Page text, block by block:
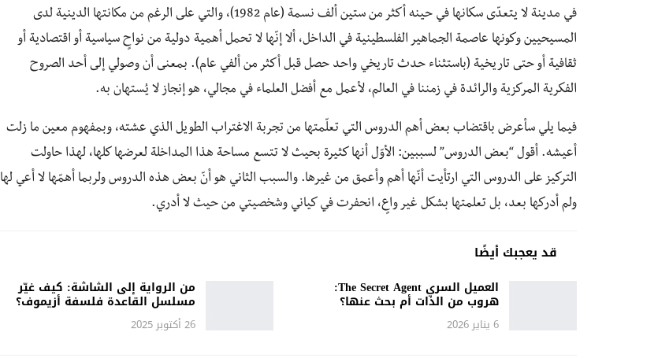
في مدينة لا يتعدّى سكانها في حينه أكثر من ستين ألف نسمة (عام 1982)، والتي على الرغم من مكانتها الدينية لدى
المسيحيين وكونها عاصمة الجماهير الفلسطينية في الداخل، ألا إنّها لا تحمل أهمية دولية من نواحٍ سياسية أو اقتصادية أو
ثقافية أو حتى تاريخية (باستثناء حدث تاريخي واحد حصل قبل أكثر من ألفي عام). بمعنى أن وصولي إلى أحد الصروح
الفكرية المركزية والرائدة في زمننا في العالم، لأعمل مع أفضل العلماء في مجالي، هو إنجاز لا يُستهان به.
فيما يلي سأعرض باقتضاب بعض أهم الدروس التي تعلّمتها من تجربة الاغتراب الطويل الذي عشته، وبمفهوم معين ما زلت
أعيشه. أقول “بعض الدروس” لسببين: الأوّل أنها كثيرة بحيث لا تتسع مساحة هذا المداخلة لعرضها كلها، لهذا حاولت
التركيز على الدروس التي ارتأيت أنّها أهم وأعمق من غيرها. والسبب الثاني هو أنّ بعض هذه الدروس ولربما أهمّها لا أعي لها
ولم أدركها بعد، بل تعلمتها بشكل غير واعٍ، انحفرت في كياني وشخصيتي من حيث لا أدري.
قد يعجبك أيضًا
العميل السري The Secret Agent:
هروب من الذات أم بحث عنها؟
6 يناير 2026
من الرواية إلى الشاشة: كيف غيّر
مسلسل القاعدة فلسفة أزيموف؟
26 أكتوبر 2025